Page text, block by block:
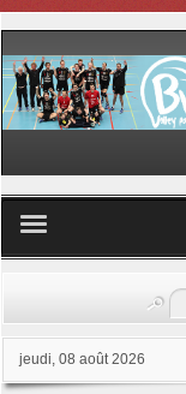
Les
jeudi, 08 août 2026